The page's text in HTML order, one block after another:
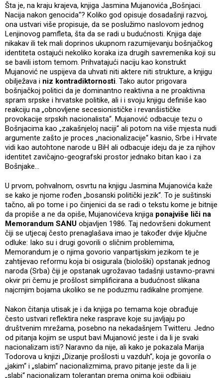
Šta je, na kraju krajeva, knjiga Jasmina Mujanovića „Bošnjaci.
Nacija nakon genocida“? Koliko god opisuje dosadašnji razvoj,
ona ustvari više propisuje, da se poslužimo naslovom jednog
Lenjinovog pamfleta, šta da se radi u budućnosti. Knjiga daje
nikakav ili tek mali doprinos ukupnom razumijevanju bošnjačkog
identiteta ostajući nekoliko koraka iza drugih savremenika koji su
se bavili istom temom. Prihvatajući naciju kao konstrukt
Mujanović ne uspijeva da uhvati niti aktere niti strukture, a knjigu
obilježava i niz kontradiktornosti. Tako autor prigovara
bošnjačkoj politici da je dominantno reaktivna a ne proaktivna
spram srpske i hrvatske politike, ali i i svoju knjigu definiše kao
reakciju na „obnovljene secesionističke i revanšističke
provokacije srpskih nacionalista“. Mujanović odbacuje tezu o
Bošnjacima kao „zakašnjeloj naciji“ ali potom na više mjesta nudi
argumente zašto je proces „nacionalizacije“ kasnio, Srbe i Hrvate
vidi kao autohtone narode u BiH ali odbacuje ideju da je za njihov
identitet zavičajno-geografski prostor jednako bitan kao i za
Bošnjake…
U prvom, pohvalnom, osvrtu na knjigu Jasmina Mujanovića kaže
se kako je njome rođen „bosanski politički jezik“. To je suštinski
tačno, ali po tome i po činjenici da se radi o tekstu kome je bitnije
da propiše a ne da opiše, Mujanovićeva knjiga ponajviše liči na
Memorandum SANU objavljen 1986. Taj nedovršeni dokument
čiji se utjecaj često prenaglašava imao je također dvije ključne
odluke: Iako su i drugi govorili o sličnim problemima,
Memorandum je o njima govorio vanpartijskim jezikom te je
zahtijevao reformu koja bi osigurala (biološki) opstanak jednog
naroda (Srba) čiji je opstanak ugrožavao tadašnji ustavno-pravni
okvir pri čemu je prošlost simplificirana a budućnost slikana
najcrnjim bojama ukoliko se ne poduzmu radikalne promjene.
Nakon čitanja utisak je i da knjiga po temama koje obrađuje
često ustvari reflektira neke rasprave koje su javljaju po
društvenim mrežama, posebno na nekadašnjem Twitteru. Jedno
od pitanja kojim se usput bavi Mujanović jeste i da li je svaki
nacionalizam isti? Naravno da nije, ali kako je pokazala Marija
Todorova u knjizi „Dizanje prošlosti u vazduh“, koja je govorila o
„jakim“ i „slabim“ nacionalizmima, pravo pitanje jeste da li je
„slabi“ nacionalizam tolerantan prema onima koji odbijaju